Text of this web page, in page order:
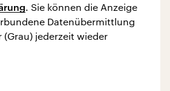
. Sie können die Anzeige
Datenübermittlung
jederzeit wieder